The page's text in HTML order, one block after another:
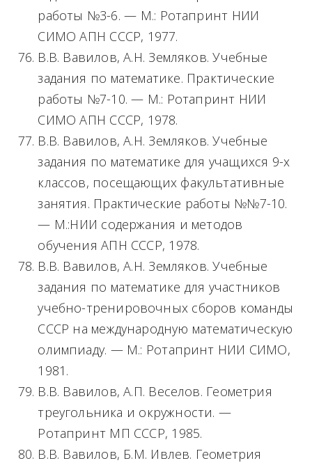
работы №3-6. — М.: Ротапринт НИИ
СИМО АПН СССР, 1977.
В.В. Вавилов, А.Н. Земляков. Учебные
задания по математике. Практические
работы №7-10. — М.: Ротапринт НИИ
СИМО АПН СССР, 1978.
В.В. Вавилов, А.Н. Земляков. Учебные
задания по математике для учащихся 9-х
классов, посещающих факультативные
занятия. Практические работы №№7-10.
— М.:НИИ содержания и методов
обучения АПН СССР, 1978.
В.В. Вавилов, А.Н. Земляков. Учебные
задания по математике для участников
учебно-тренировочных сборов команды
СССР на международную математическую
олимпиаду. — М.: Ротапринт НИИ СИМО,
1981.
В.В. Вавилов, А.П. Веселов. Геометрия
треугольника и окружности. —
Ротапринт МП СССР, 1985.
В.В. Вавилов, Б.М. Ивлев. Геометрия